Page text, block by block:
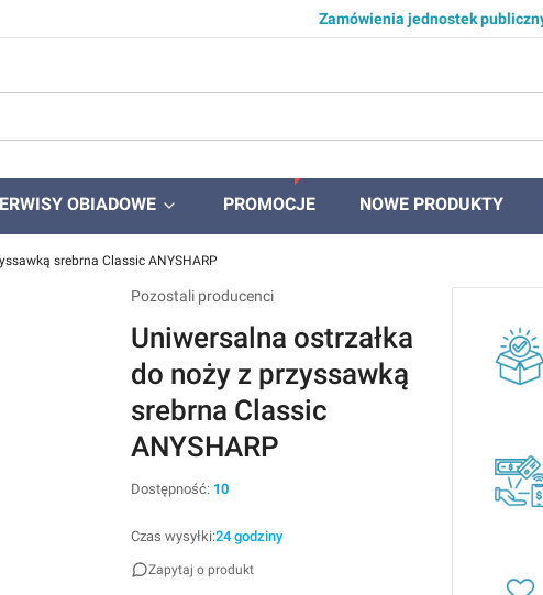
Zamówienia jednostek
OBIADOWE PROMOCJE NOWE PRODUKTY
srebrna Classic ANYSHARP
Pozostali producenci
Uniwersalna ostrzałka
do noży z przyssawką
srebrna Classic
ANYSHARP
Dostępność: 10
Czas wysyłki:24 godziny
Zapytaj o produkt